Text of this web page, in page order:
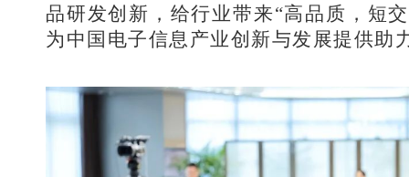
品研发创新，给行业带来“高品质，短
为中国电子信息产业创新与发展提供助